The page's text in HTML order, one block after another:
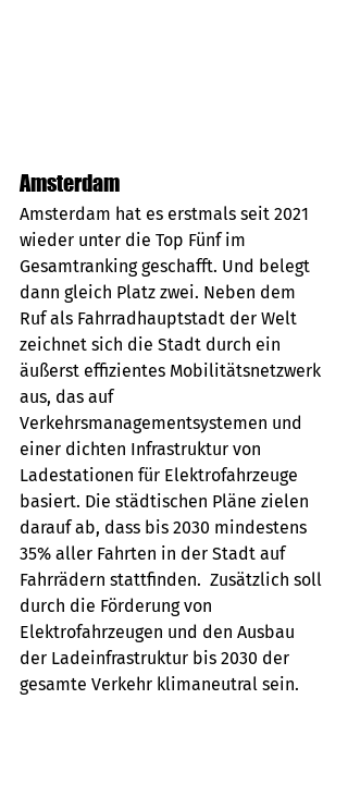
Amsterdam
Amsterdam hat es erstmals seit 2021
wieder unter die Top Fünf im
Gesamtranking geschafft. Und belegt
dann gleich Platz zwei. Neben dem
Ruf als Fahrradhauptstadt der Welt
zeichnet sich die Stadt durch ein
äußerst effizientes Mobilitätsnetzwerk
aus, das auf
Verkehrsmanagementsystemen und
einer dichten Infrastruktur von
Ladestationen für Elektrofahrzeuge
basiert. Die städtischen Pläne zielen
darauf ab, dass bis 2030 mindestens
35% aller Fahrten in der Stadt auf
Fahrrädern stattfinden.  Zusätzlich soll
durch die Förderung von
Elektrofahrzeugen und den Ausbau
der Ladeinfrastruktur bis 2030 der
gesamte Verkehr klimaneutral sein.